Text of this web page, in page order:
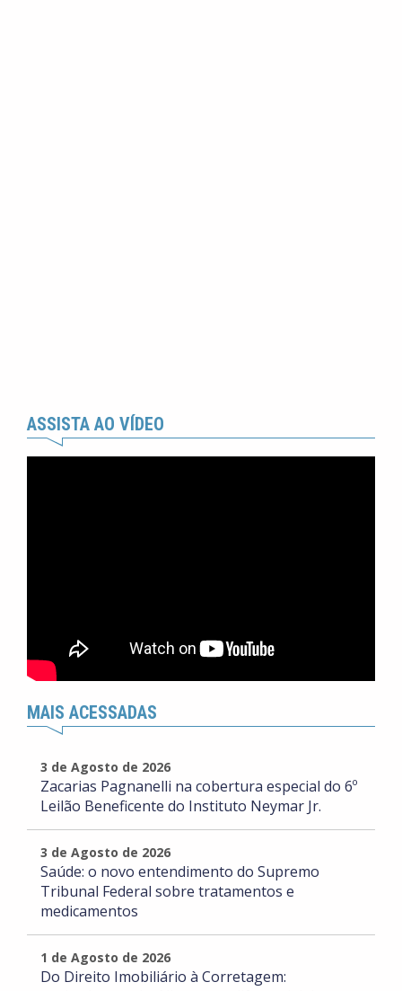
ASSISTA AO VÍDEO
MAIS ACESSADAS
3 de Agosto de 2026
Zacarias Pagnanelli na cobertura especial do 6º
Leilão Beneficente do Instituto Neymar Jr.
3 de Agosto de 2026
Saúde: o novo entendimento do Supremo
Tribunal Federal sobre tratamentos e
medicamentos
1 de Agosto de 2026
Do Direito Imobiliário à Corretagem: